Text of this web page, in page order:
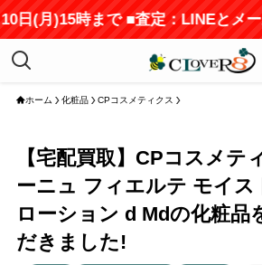
月)15時まで ■査定：LINEとメール
ホーム 化粧品 CPコスメティクス
【宅配買取】CPコスメテ
ーニュ フィエルテ モイス
ローション d Mdの化粧品
だきました!